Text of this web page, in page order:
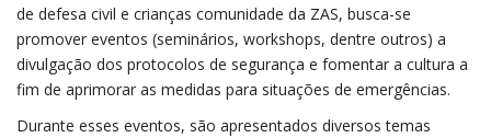
de defesa civil e crianças comunidade da ZAS, busca-se
promover eventos (seminários, workshops, dentre outros) a
divulgação dos protocolos de segurança e fomentar a cultura a
fim de aprimorar as medidas para situações de emergências.
Durante esses eventos, são apresentados diversos temas